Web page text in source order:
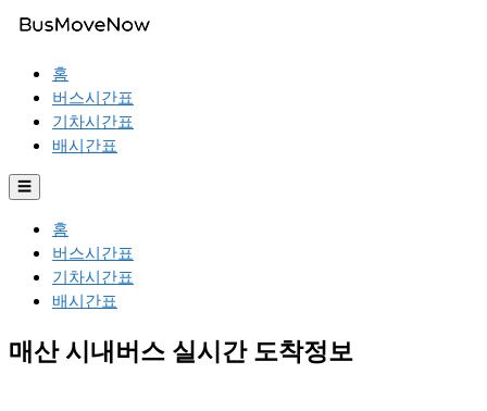
홈
버스시간표
기차시간표
배시간표
☰
홈
버스시간표
기차시간표
배시간표
매산 시내버스 실시간 도착정보